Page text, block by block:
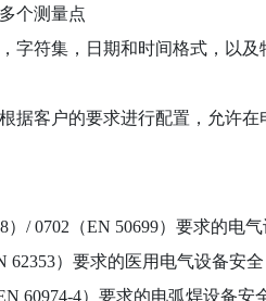
个测量点
字符集，日期和时间格式，以
据客户的要求进行配置，允许
）/ 0702（EN 50699）要求的电
62353）要求的医用电气设备安全
60974-4）要求的电弧焊设备安